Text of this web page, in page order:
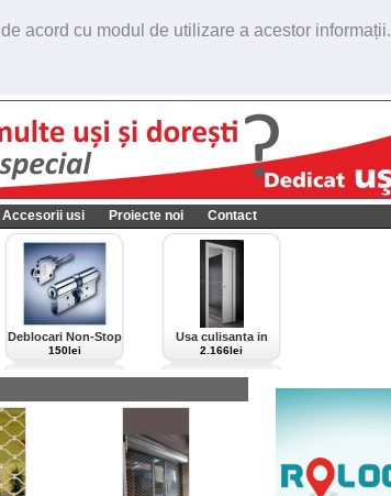
acord cu modul de utilizare a acestor informații.
Accesorii usi Proiecte noi Contact
Deblocari Non-Stop
150lei
Usa culisanta in
perete Scrigno,
culoare alba-bianco
2.166lei